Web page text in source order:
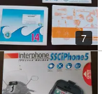
7